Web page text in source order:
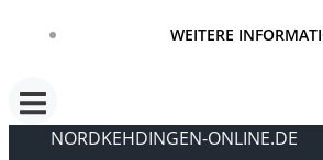
WEITERE
NORDKEHDINGEN-ONLINE.DE